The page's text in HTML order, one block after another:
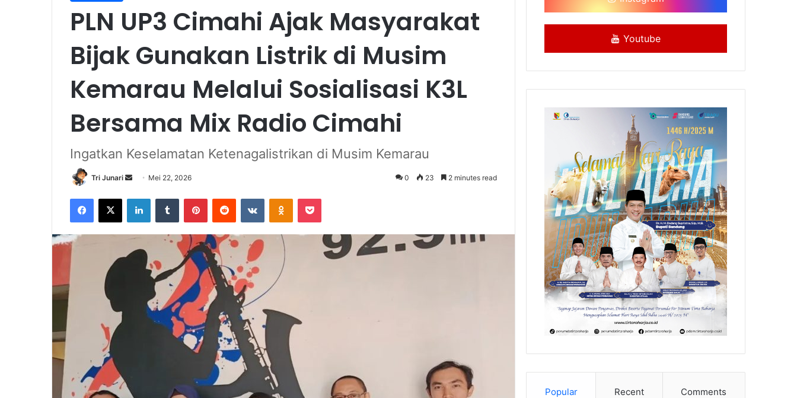
PLN UP3 Cimahi Ajak Masyarakat
Bijak Gunakan Listrik di Musim
Kemarau Melalui Sosialisasi K3L
Bersama Mix Radio Cimahi
Ingatkan Keselamatan Ketenagalistrikan di Musim Kemarau
Tri Junari
Send
email
Mei 22, 2026 0 23 2 minutes read
Facebook
X LinkedInTumblr PinterestReddit VKontakteOdnoklassniki
Pocket
Youtube
Popular Recent Comments